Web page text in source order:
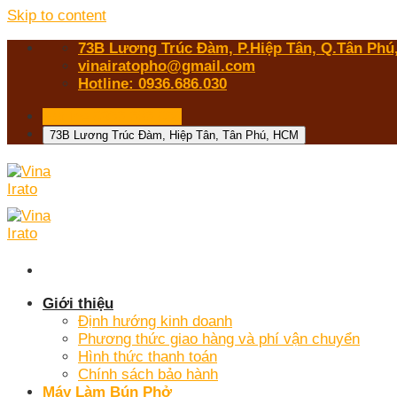
Skip to content
73B Lương Trúc Đàm, P.Hiệp Tân, Q.Tân
vinairatopho@gmail.com
Hotline: 0936.686.030
73B Lương Trúc Đàm, Hiệp Tân, Tân Phú, HCM
Giới thiệu
Định hướng kinh doanh
Phương thức giao hàng và phí vận chuyển
Hình thức thanh toán
Chính sách bảo hành
Máy Làm Bún Phở